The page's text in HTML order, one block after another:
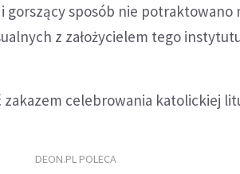
sposób nie potraktowano
z założycielem tego
zakazem celebrowania katolickiej
DEON.PL POLECA